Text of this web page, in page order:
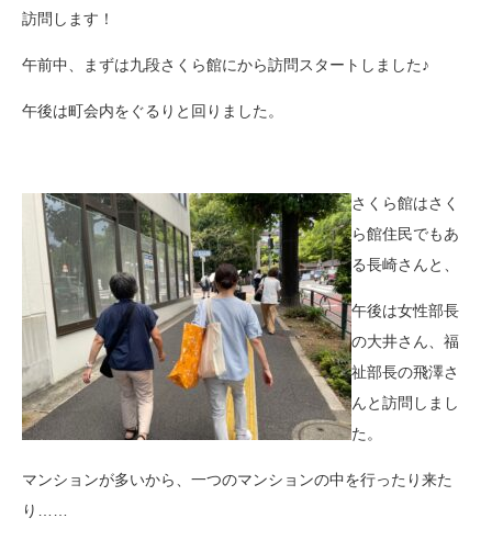
訪問します！
午前中、まずは九段さくら館にから訪問スタートしました♪
午後は町会内をぐるりと回りました。
さくら館はさく
ら館住民でもあ
る長崎さんと、
午後は女性部長
の大井さん、福
祉部長の飛澤さ
んと訪問しまし
た。
マンションが多いから、一つのマンションの中を行ったり来た
り……